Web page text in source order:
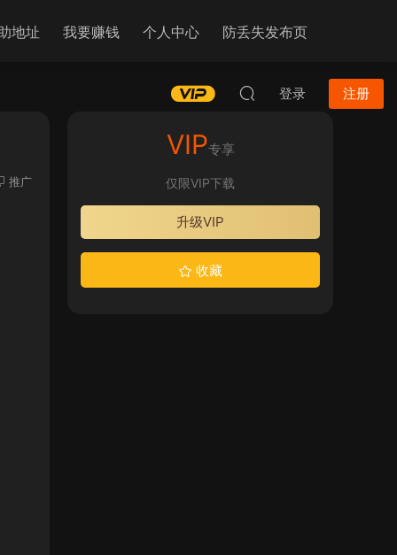
地址 我要赚钱 个人中心 防丢失发布页
登录 注册
推广
VIP专享
仅限VIP下载
升级VIP
收藏